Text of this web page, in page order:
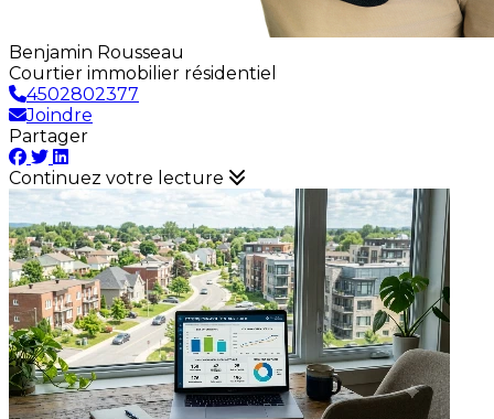
Benjamin Rousseau
Courtier immobilier résidentiel
4502802377
Joindre
Partager
Continuez votre lecture